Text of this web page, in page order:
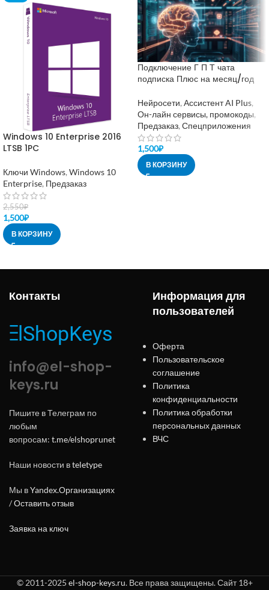
Windows 10 Enterprise 2016
LTSB 1PC
Ключи Windows, Windows 10
Enterprise, Предзаказ
2,550₽
1,500₽
В КОРЗИНУ
Подключение Г П Т чата
подписка Плюс на месяц/год
Нейросети, Ассистент AI Plus,
Он-лайн сервисы, промокоды,
Предзаказ, Спецприложения
1,500₽
В КОРЗИНУ
Контакты
info@el-shop-
keys.ru
Пишите в Телеграм по
любым
вопросам: t.me/elshoprunet
Наши новости вteletype
Мы вYandex.Организациях
/Оставить отзыв
Заявка на ключ
Информация для
пользователей
Оферта
Пользовательское
соглашение
Политика
конфиденциальности
Политика обработки
персональных данных
ВЧС
© 2011-2025 el-shop-keys.ru. Все права защищены. Сайт 18+